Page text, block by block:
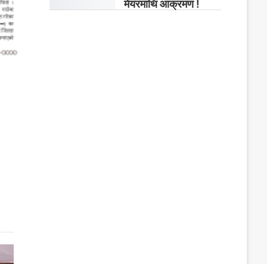
मेयरमाथि आक्रमण !